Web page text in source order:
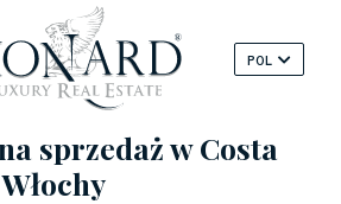
POL
sprzedaż w Costa